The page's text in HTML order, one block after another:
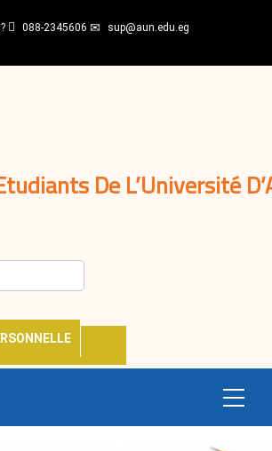
088-2345606 sup@aun.edu.eg
De L’Université